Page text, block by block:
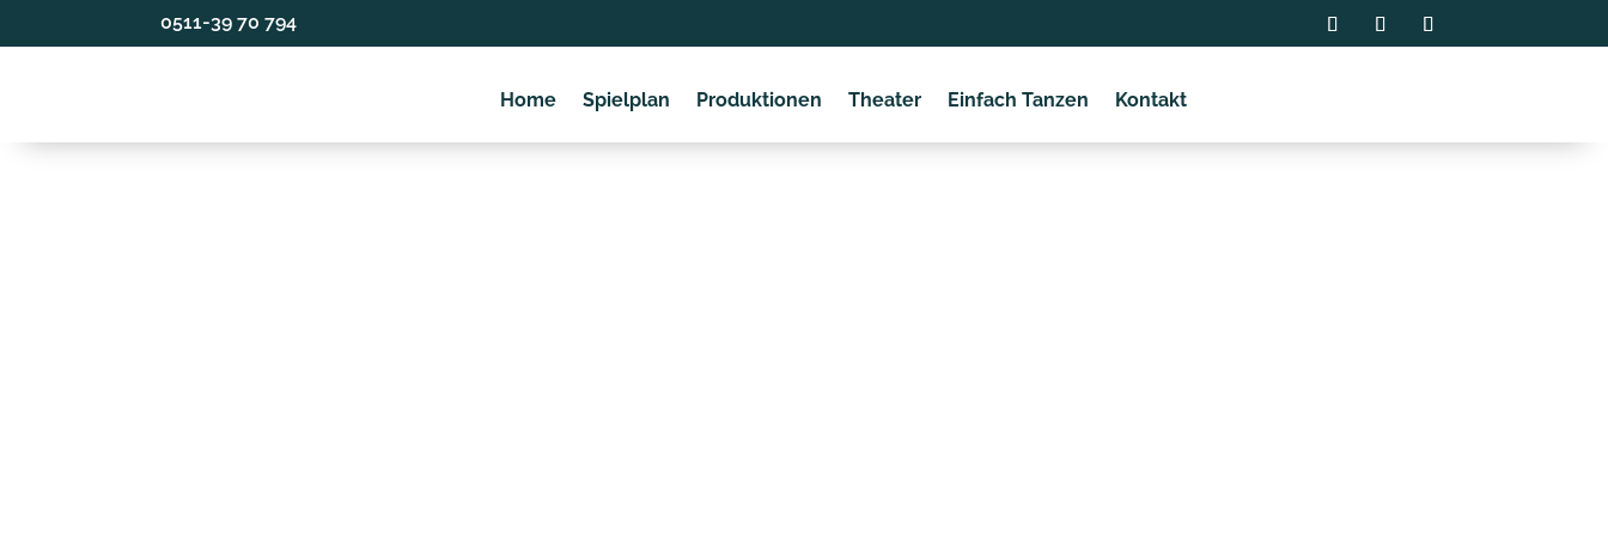
0511-39 70 794
Home Spielplan Produktionen Theater Einfach Tanzen Kontakt